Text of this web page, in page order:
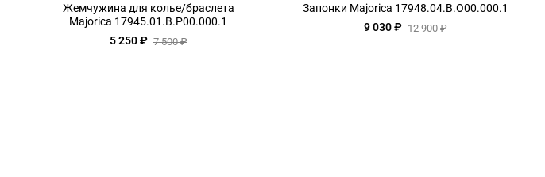
Жемчужина для колье/браслета
Majorica 17945.01.B.P00.000.1
5 250 ₽ 7 500 ₽
Запонки Majorica 17948.04.B.O00.000.1
9 030 ₽ 12 900 ₽